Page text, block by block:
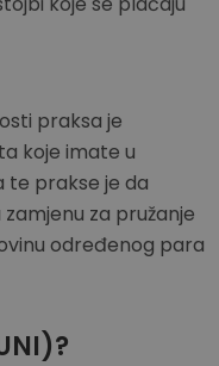
praksa je
koje imate u
te prakse je da
za pružanje
određenog para